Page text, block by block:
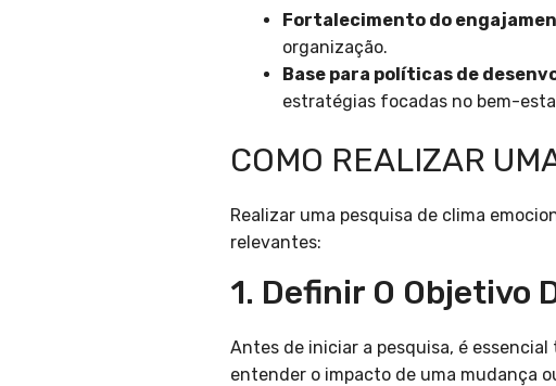
Fortalecimento do
organização.
Base para políticas de
estratégias focadas no bem-
COMO REALIZAR
Realizar uma pesquisa de clima
relevantes:
1. Definir O Objetivo
Antes de iniciar a pesquisa, é
entender o impacto de uma mudança